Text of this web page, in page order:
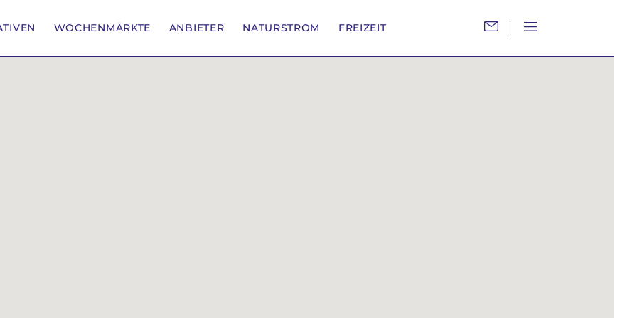
WOCHENMÄRKTE ANBIETER NATURSTROM FREIZEIT